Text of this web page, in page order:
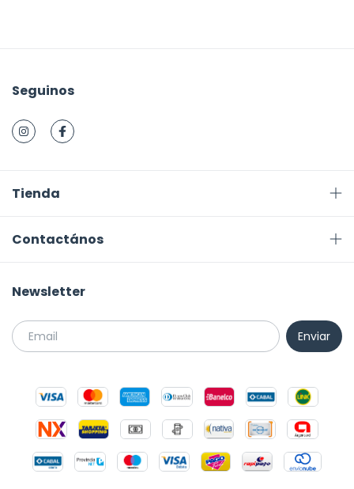
Seguinos
Tienda
Contactános
Newsletter